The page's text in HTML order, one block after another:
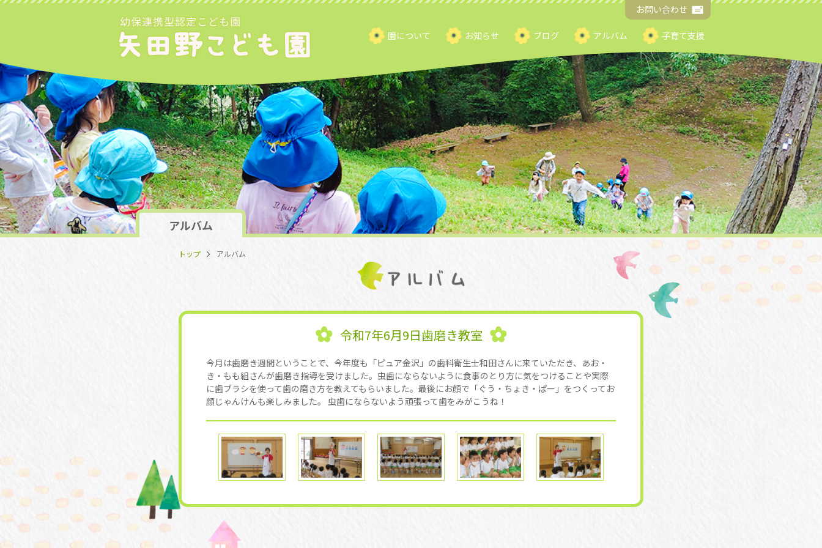
園について お知らせ ブログ アルバム 子育て支援
お問い合わせ
アルバム
トップ アルバム
令和7年6月9日歯磨き教室
今月は歯磨き週間ということで、今年度も「ピュア金沢」の歯科衛生士和田さんに来ていただき、あお・
き・もも組さんが歯磨き指導を受けました。虫歯にならないように食事のとり方に気をつけることや実際
に歯ブラシを使って歯の磨き方を教えてもらいました。最後にお顔で「ぐう・ちょき・ぱー」をつくってお
顔じゃんけんも楽しみました。 虫歯にならないよう頑張って歯をみがこうね！